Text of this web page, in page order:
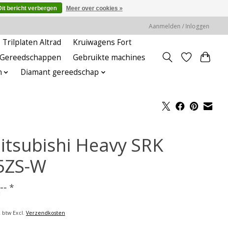
Aanmelden / Inloggen
Trilplaten Altrad
Kruiwagens Fort
Gebruikte machines
Diamant gereedschap
Heavy SRK
W
*
Excl. Verzendkosten
bericht verbergen Meer over cookies »